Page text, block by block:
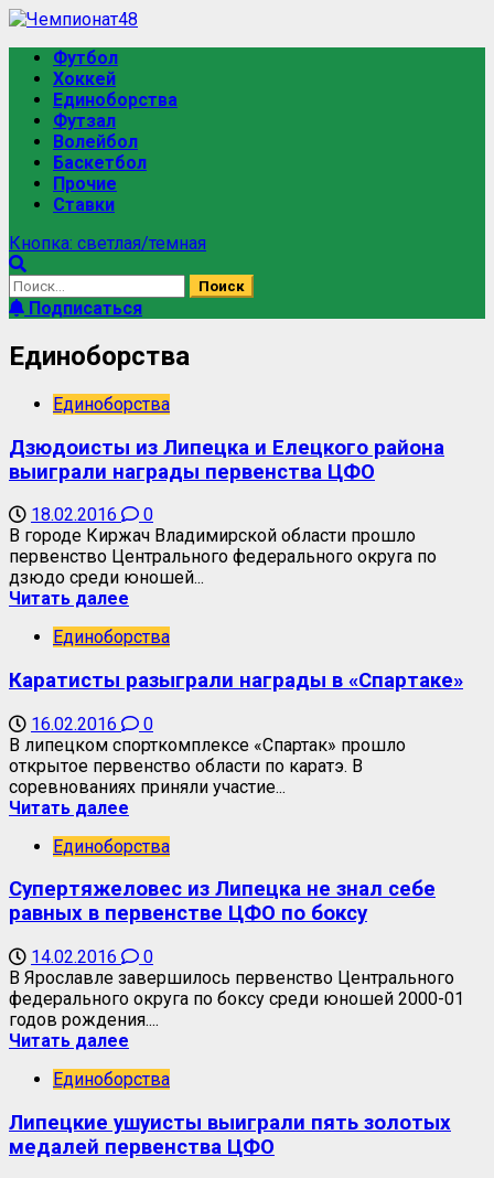
Футбол
Хоккей
Единоборства
Футзал
Волейбол
Баскетбол
Прочие
Ставки
Кнопка: светлая/темная
Подписаться
Единоборства
Единоборства
Дзюдоисты из Липецка и Елецкого района
выиграли награды первенства ЦФО
18.02.2016
0
В городе Киржач Владимирской области прошло
первенство Центрального федерального округа по
дзюдо среди юношей...
Читать далее
Единоборства
Каратисты разыграли награды в «Спартаке»
16.02.2016
0
В липецком спорткомплексе «Спартак» прошло
открытое первенство области по каратэ. В
соревнованиях приняли участие...
Читать далее
Единоборства
Супертяжеловес из Липецка не знал себе
равных в первенстве ЦФО по боксу
14.02.2016
0
В Ярославле завершилось первенство Центрального
федерального округа по боксу среди юношей 2000-01
годов рождения....
Читать далее
Единоборства
Липецкие ушуисты выиграли пять золотых
медалей первенства ЦФО